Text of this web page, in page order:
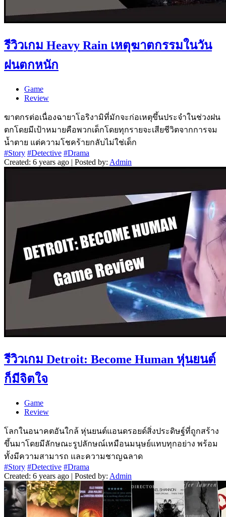
รีวิวเกม Heavy Rain เหตุฆาตกรรมในวัน
ฝนตกหนัก
Game
Review
ฆาตกรต่อเนื่องฉายาโอริงามิที่มักจะก่อเหตุขึ้นประจำในช่วงฝน
ตกโดยมีเป้าหมายคือพวกเด็กโดยทุกรายจะเสียชีวิตจากการจม
น้ำตาย แต่ความโชคร้ายกลับไม่ใช่เด็ก
#Story #Detective #Drama
Created: 6 years ago | Posted by: Admin
รีวิวเกม Detroit: Become Human หุ่นยนต์
ก็มีจิตใจ
Game
Review
โลกในอนาคตอันใกล้ หุ่นยนต์แอนดรอยด์สิ่งประดิษฐ์ที่ถูกสร้าง
ขึ้นมาโดยมีลักษณะรูปลักษณ์เหมือนมนุษย์แทบทุกอย่าง พร้อม
ทั้งมีความสามารถ และความชาญฉลาด
#Story #Detective #Drama
Created: 6 years ago | Posted by: Admin